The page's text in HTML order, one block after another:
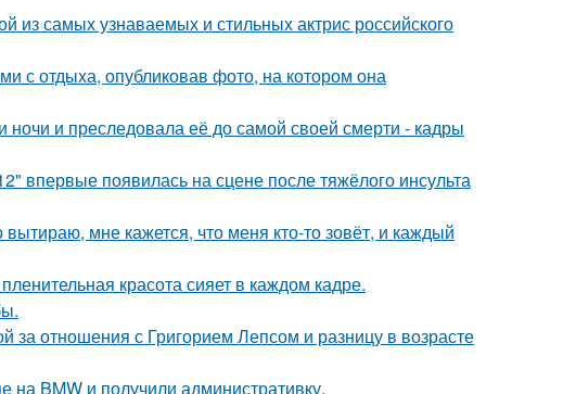
самых узнаваемых и стильных актрис российского
с отдыха, опубликовав фото, на котором она
и преследовала её до самой своей смерти - кадры
впервые появилась на сцене после тяжёлого инсульта
мне кажется, что меня кто-то зовёт, и каждый
красота сияет в каждом кадре.
отношения с Григорием Лепсом и разницу в возрасте
на BMW и получили административку.